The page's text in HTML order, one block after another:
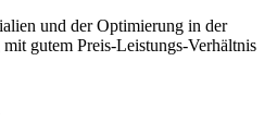
und der Optimierung in der
gutem Preis-Leistungs-Verhältnis